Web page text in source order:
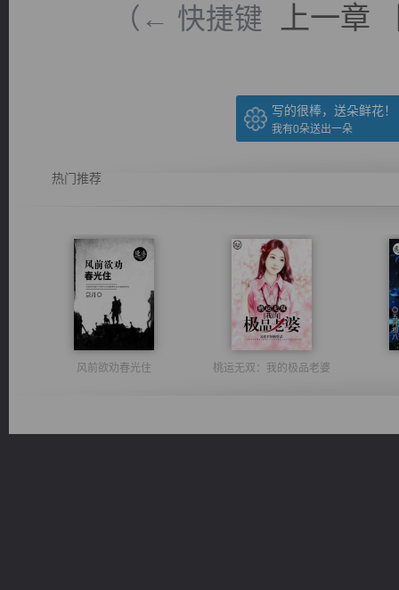
（← 快捷键 上一章
写的很棒，送朵鲜花！
我有0朵送出一朵
热门推荐
风前欲劝春光住 桃运无双：我的极品老婆